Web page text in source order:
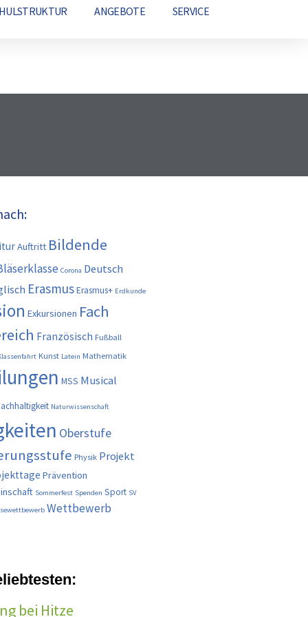
ANGEBOTE SERVICE
Auftritt Bildende
Corona Deutsch
ErasmusErasmus+ Erdkunde
Exkursionen Fach
Französisch Fußball
Kunst Latein Mathematik
MSS Musical
Naturwissenschaft
Oberstufe
Physik Projekt
Prävention
Sommerfest Spenden Sport SV
Wettbewerb
bei Hitze